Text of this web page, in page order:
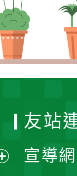
友站
宣導